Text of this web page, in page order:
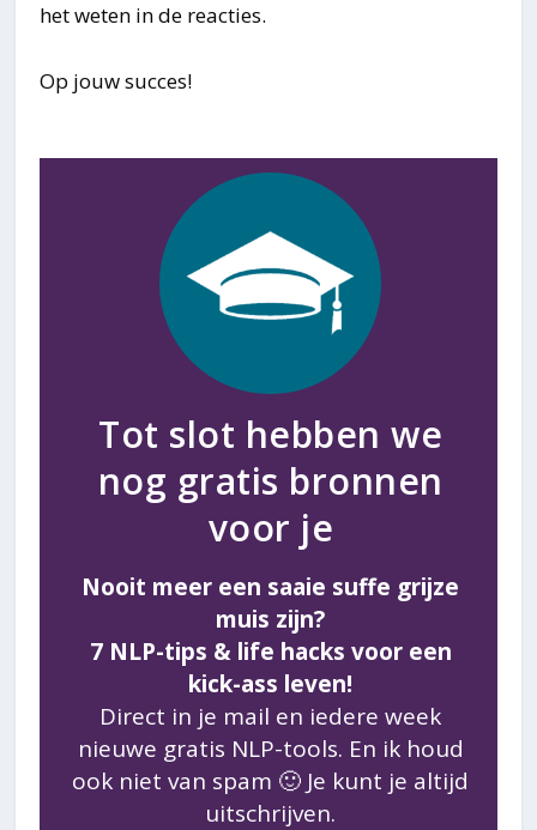
het weten in de reacties.
Op jouw succes!
Tot slot hebben we
nog gratis bronnen
voor je
Nooit meer een saaie suffe grijze
muis zijn?
7 NLP-tips & life hacks voor een
kick-ass leven!
Direct in je mail en iedere week
nieuwe gratis NLP-tools. En ik houd
ook niet van spam 🙂 Je kunt je altijd
uitschrijven.